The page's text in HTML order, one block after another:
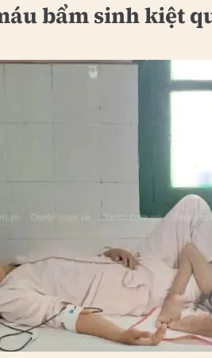
bẩm sinh kiệt